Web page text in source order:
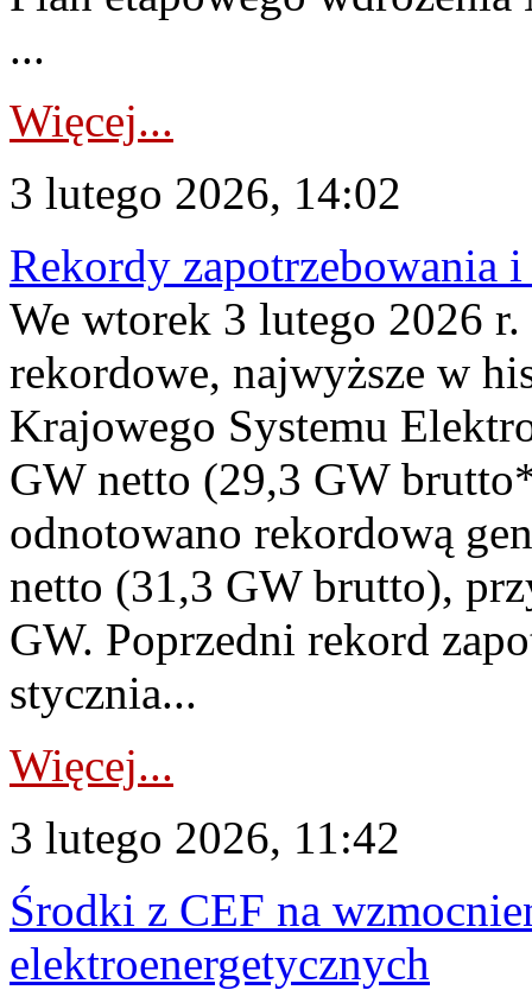
...
Więcej...
3 lutego 2026, 14:02
Rekordy zapotrzebowania
We wtorek 3 lutego 2026
rekordowe, najwyższe w
Krajowego Systemu
GW netto (29,3 GW
odnotowano rekordową
netto (31,3 GW brutto),
GW. Poprzedni rekord
stycznia...
Więcej...
3 lutego 2026, 11:42
Środki z CEF na
elektroenergetycznych